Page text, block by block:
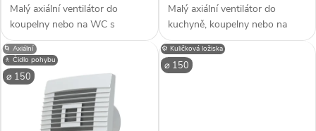
d
u
k
d
u
Malý axiální ventilátor do
koupelny nebo na WC s
tenkým předním panelem. Tichý
provoz. Krytí IPX4. Senzor
pohybu. Kuličková ložiska.
Průměr 150 mm. Průtok 335
m3/h. Zákazníci...
Malý axiální ventilátor do
kuchyně, koupelny nebo na
WC. Velmi tichý. Pohybový
senzor. Automatická žaluzie a
kuličková ložiska. Krytí IPX4.
🚶 Čidlo pohybu
⌀ 150
🌀 Axiální ⚙️ Kuličková ložiska
⌀ 150